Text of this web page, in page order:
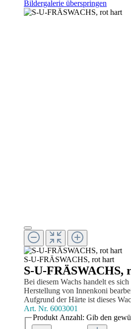
Bildergalerie überspringen
S-U-FRÄSWACHS, rot hart
S-U-FRÄSWACHS,
Bei diesem Wachs handelt es
Herstellung von Innenkoni
Aufgrund der Härte ist dieses
Art. Nr. 6003001
Produkt Anzahl: Gib den